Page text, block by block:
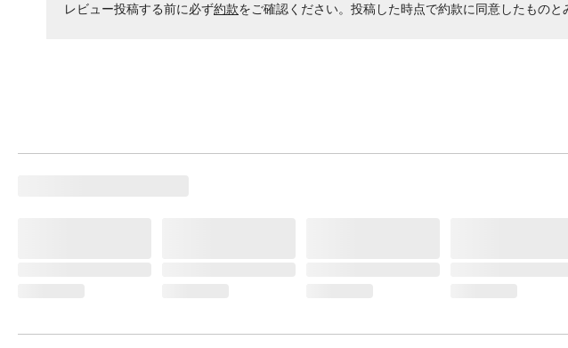
レビュー投稿する前に必ず約款をご確認ください。投稿した時点で約款に同意したものと